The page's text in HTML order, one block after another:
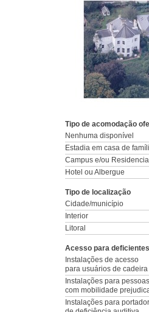
Tipo de acomodação
Nenhuma disponível
Estadia em casa de
Campus e/ou Residencial
Hotel ou Albergue
Tipo de localização
Cidade/município
Interior
Litoral
Acesso para deficientes
Instalações de acesso
para usuários de
Instalações para pessoas
com mobilidade
Instalações para